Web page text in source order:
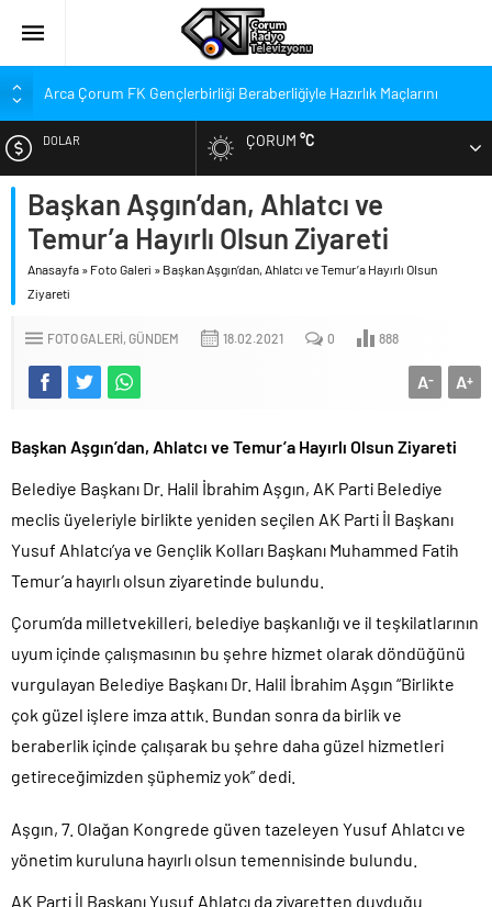
Arca Çorum FK Gençlerbirliği Beraberliğiyle Hazırlık Maçlarını
Hangi Konuda “Çorum’u Yok Sayıyorlar” Dedi?
Balçık’tan Şampiyonluk Kutlaması Açıklaması: Hem
Şampiyonluğu Hem …
Balçık, “Çorumspor” İsmi ile İlgili Ne Düşünüyor?
Balçık “Takımın Ruhu Yok” Eleştirileri İçin Ne Dedi?
ÇOSTOG’dan Hızlı Tren Durağına İtiraz
‘Ahlatcı’ya 2. OSB’den Alan Tahsis Edildi’
Şehir Defteri’nin Ağustos Sayısı Yayında
DOLAR
EURO
ALTIN
ÇORUM°C
Başkan Aşgın’dan, Ahlatcı ve
Temur’a Hayırlı Olsun Ziyareti
Anasayfa » Foto Galeri » Başkan Aşgın’dan, Ahlatcı ve Temur’a Hayırlı Olsun
Ziyareti
FOTO GALERI GÜNDEM 18.02.2021 0 888
A+
A-
Başkan Aşgın’dan, Ahlatcı ve Temur’a Hayırlı Olsun Ziyareti
Belediye Başkanı Dr. Halil İbrahim Aşgın, AK Parti Belediye
meclis üyeleriyle birlikte yeniden seçilen AK Parti İl Başkanı
Yusuf Ahlatcı’ya ve Gençlik Kolları Başkanı Muhammed Fatih
Temur’a hayırlı olsun ziyaretinde bulundu.
Çorum’da milletvekilleri, belediye başkanlığı ve il teşkilatlarının
uyum içinde çalışmasının bu şehre hizmet olarak döndüğünü
vurgulayan Belediye Başkanı Dr. Halil İbrahim Aşgın “Birlikte
çok güzel işlere imza attık. Bundan sonra da birlik ve
beraberlik içinde çalışarak bu şehre daha güzel hizmetleri
getireceğimizden şüphemiz yok” dedi.
Aşgın, 7. Olağan Kongrede güven tazeleyen Yusuf Ahlatcı ve
yönetim kuruluna hayırlı olsun temennisinde bulundu.
AK Parti İl Başkanı Yusuf Ahlatcı da ziyaretten duyduğu